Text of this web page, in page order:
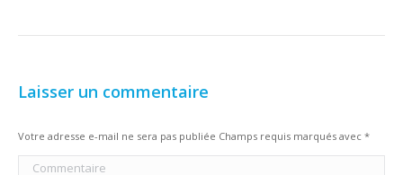
Laisser un commentaire
Votre adresse e-mail ne sera pas publiée Champs requis marqués avec *
Commentaire